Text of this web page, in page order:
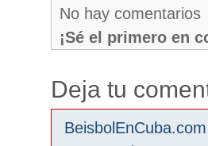
No hay comentarios
¡Sé el primero en
Deja tu